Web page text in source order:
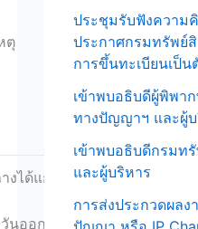
ตุ
งได้แก่ จ.ชลบุรี,สมุทรสงคราม
นออกเฉียงเหนือได้แก่ จ.กา
:
ประชุมรับฟังความ
ประกาศกรมทรัพย์
การขึ้นทะเบียนเป็
เข้าพบอธิบดีผู้พิพา
ทางปัญญาฯ และผู้
เข้าพบอธิบดีกรมท
และผู้บริหาร
การส่งประกวดผล